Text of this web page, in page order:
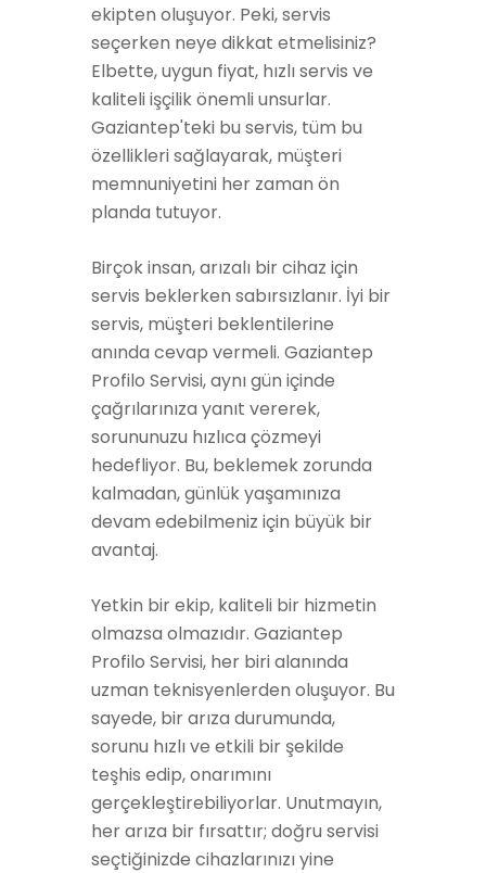
ekipten oluşuyor. Peki, servis
seçerken neye dikkat etmelisiniz?
Elbette, uygun fiyat, hızlı servis ve
kaliteli işçilik önemli unsurlar.
Gaziantep'teki bu servis, tüm bu
özellikleri sağlayarak, müşteri
memnuniyetini her zaman ön
planda tutuyor.
Birçok insan, arızalı bir cihaz için
servis beklerken sabırsızlanır. İyi bir
servis, müşteri beklentilerine
anında cevap vermeli. Gaziantep
Profilo Servisi, aynı gün içinde
çağrılarınıza yanıt vererek,
sorununuzu hızlıca çözmeyi
hedefliyor. Bu, beklemek zorunda
kalmadan, günlük yaşamınıza
devam edebilmeniz için büyük bir
avantaj.
Yetkin bir ekip, kaliteli bir hizmetin
olmazsa olmazıdır. Gaziantep
Profilo Servisi, her biri alanında
uzman teknisyenlerden oluşuyor. Bu
sayede, bir arıza durumunda,
sorunu hızlı ve etkili bir şekilde
teşhis edip, onarımını
gerçekleştirebiliyorlar. Unutmayın,
her arıza bir fırsattır; doğru servisi
seçtiğinizde cihazlarınızı yine